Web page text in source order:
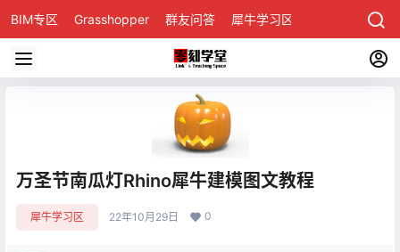
BIM专区 Grasshopper 群友问答 犀牛学习区
万圣节南瓜灯Rhino犀牛建模图文教程
犀牛学习区 22年10月29日 0